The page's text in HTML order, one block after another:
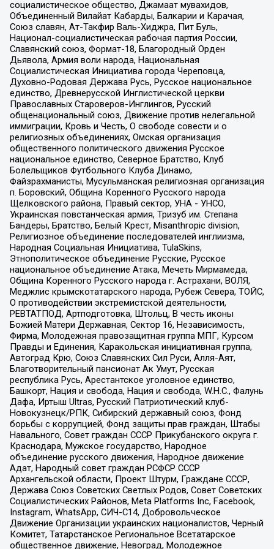
социалистическое общество, Джамаат мувахидов,
Объединенный Вилайат Кабарды, Балкарии и Карачая,
Союз славян, Ат-Такфир Валь-Хиджра, Пит Буль,
Национал-социалистическая рабочая партия России,
Славянский союз, Формат-18, Благородный Орден
Дьявола, Армия воли народа, Национальная
Социалистическая Инициатива города Череповца,
Духовно-Родовая Держава Русь, Русское национальное
единство, Древнерусской Инглистической церкви
Православных Староверов-Инглингов, Русский
общенациональный союз, Движение против нелегальной
иммиграции, Кровь и Честь, О свободе совести и о
религиозных объединениях, Омская организация
общественного политического движения Русское
национальное единство, Северное Братство, Клуб
Болельщиков Футбольного Клуба Динамо,
Файзрахманисты, Мусульманская религиозная организация
п. Боровский, Община Коренного Русского народа
Щелковского района, Правый сектор, УНА - УНСО,
Украинская повстанческая армия, Тризуб им. Степана
Бандеры, Братство, Белый Крест, Misanthropic division,
Религиозное объединение последователей инглиизма,
Народная Социальная Инициатива, TulaSkins,
Этнополитическое объединение Русские, Русское
национальное объединение Атака, Мечеть Мирмамеда,
Община Коренного Русского народа г. Астрахани, ВОЛЯ,
Меджлис крымскотатарского народа, Рубеж Севера, ТОЙС,
О противодействии экстремистской деятельности,
РЕВТАТПОД, Артподготовка, Штольц, В честь иконы
Божией Матери Державная, Сектор 16, Независимость,
Фирма, Молодежная правозащитная группа МПГ, Курсом
Правды и Единения, Каракольская инициативная группа,
Автоград Крю, Союз Славянских Сил Руси, Алля-Аят,
Благотворительный пансионат Ак Умут, Русская
республика Русь, Арестантское уголовное единство,
Башкорт, Нация и свобода, Нация и свобода, W.H.С., Фалунь
Дафа, Иртыш Ultras, Русский Патриотический клуб-
Новокузнецк/РПК, Сибирский державный союз, Фонд
борьбы с коррупцией, Фонд защиты прав граждан, Штабы
Навального, Совет граждан СССР Прикубанского округа г.
Краснодара, Мужское государство, Народное
объединение русского движения, Народное движение
Адат, Народный совет граждан РСФСР СССР
Архангельской области, Проект Штурм, Граждане СССР,
Держава Союз Советских Светлых Родов, Совет Советских
Социалистических Районов, Meta Platforms Inc, Facebook,
Instagram, WhatsApp, СИЧ-С14, Добровольческое
Движение Организации украинских националистов, Черный
Комитет, Татарстанское Региональное Всетатарское
общественное движение, Невоград, Молодежное